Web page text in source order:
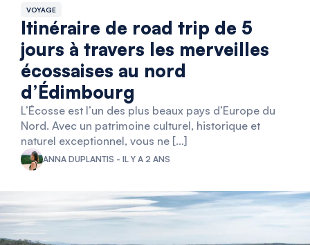
VOYAGE
Itinéraire de road trip de 5
jours à travers les merveilles
écossaises au nord
d’Édimbourg
L’Écosse est l’un des plus beaux pays d’Europe du
Nord. Avec un patrimoine culturel, historique et
naturel exceptionnel, vous ne […]
ANNA DUPLANTIS - IL Y A 2 ANS